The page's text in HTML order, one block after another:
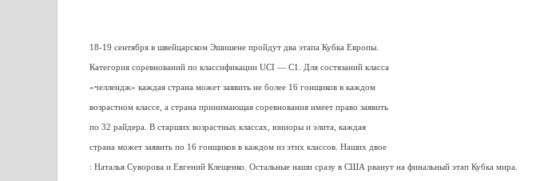
18-19 сентября в швейцарском Эшишене пройдут два этапа Кубка Европы.
Категория соревнований по классификации UCI — С1. Для состязаний класса
«челлендж» каждая страна может заявить не более 16 гонщиков в каждом
возрастном классе, а страна принимающая соревнования имеет право заявить
по 32 райдера. В старших возрастных классах, юниоры и элита, каждая
страна может заявить по 16 гонщиков в каждом из этих классов. Наших двое
: Наталья Суворова и Евгений Клещенко. Остальные наши сразу в США рванут на финальный этап Кубка мира.